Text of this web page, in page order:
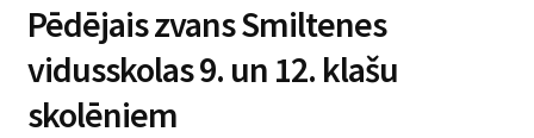
Pēdējais zvans Smiltenes
vidusskolas 9. un 12. klašu
skolēniem